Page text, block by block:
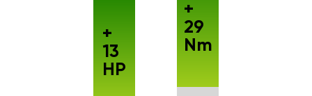
+
13
HP
+
29
Nm